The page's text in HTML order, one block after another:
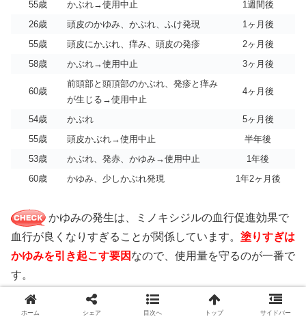
55歳
かぶれ→使用中止
1週間後
26歳
頭皮のかゆみ、かぶれ、ふけ発現
1ヶ月後
55歳
頭皮にかぶれ、痒み、頭皮の発疹
2ヶ月後
58歳
かぶれ→使用中止 3ヶ月後
60歳
前頭部と頭頂部のかぶれ、発疹と痒み
が生じる→使用中止
4ヶ月後
54歳 かぶれ
5ヶ月後
55歳
頭皮かぶれ→使用中止
半年後
53歳
かぶれ、発赤、かゆみ→使用中止
1年後
60歳
かゆみ、少しかぶれ発現 1年2ヶ月後
かゆみの発生は、ミノキシジルの血行促進効果で
血行が良くなりすぎることが関係しています。 塗りすぎは
かゆみを引き起こす要因 なので、使用量を守るのが一番で
す。
ホーム シェア 目次へ トップ サイドバー